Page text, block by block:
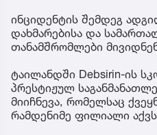
ინციდენტის შემდეგ
დახმარებისა და
თანამშრომლები
ტაილანდში Debsirin-ის
პრესტიჟულ
მიიჩნევა, რომელსაც
რამდენიმე ფილიალი